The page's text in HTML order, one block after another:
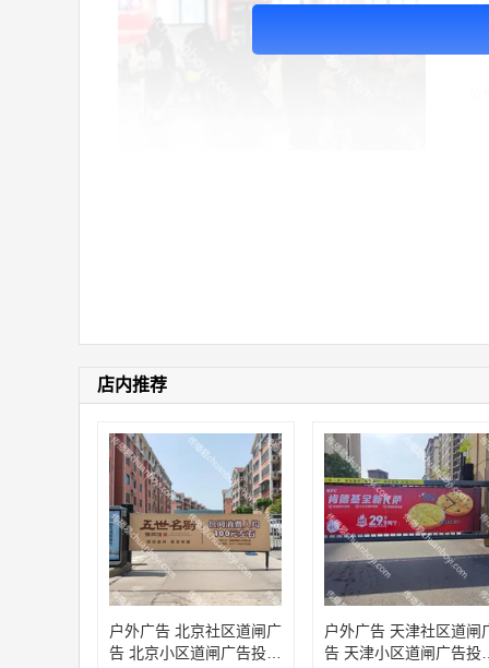
店内推荐
户外广告 北京社区道闸广
告 北京小区道闸广告投放
户外广告 天津社区道闸
告 天津小区道闸广告投